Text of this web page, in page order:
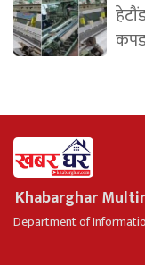
Khabarghar
Department of